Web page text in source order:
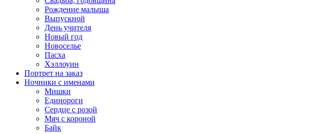
Рождение малыша
Выпускной
День учителя
Новый год
Новоселье
Пасха
Хэллоуин
Портрет на заказ
Ночники с именами
Мишки
Единороги
Сердце с розой
Мяч с короной
Байк